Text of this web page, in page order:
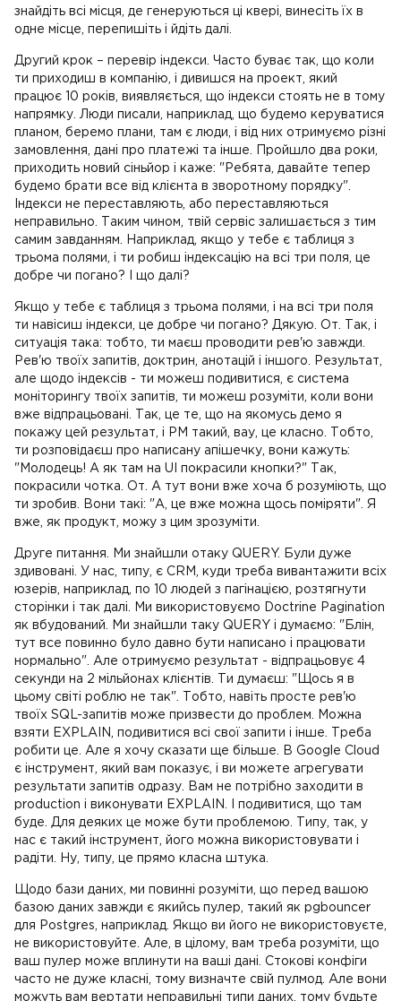
знайдіть всі місця, де генеруються ці квері, винесіть їх в
одне місце, перепишіть і йдіть далі.
Другий крок – перевір індекси. Часто буває так, що коли
ти приходиш в компанію, і дивишся на проект, який
працює 10 років, виявляється, що індекси стоять не в тому
напрямку. Люди писали, наприклад, що будемо керуватися
планом, беремо плани, там є люди, і від них отримуємо різні
замовлення, дані про платежі та інше. Пройшло два роки,
приходить новий сіньйор і каже: "Ребята, давайте тепер
будемо брати все від клієнта в зворотному порядку".
Індекси не переставляють, або переставляються
неправильно. Таким чином, твій сервіс залишається з тим
самим завданням. Наприклад, якщо у тебе є таблиця з
трьома полями, і ти робиш індексацію на всі три поля, це
добре чи погано? І що далі?
Якщо у тебе є таблиця з трьома полями, і на всі три поля
ти навісиш індекси, це добре чи погано? Дякую. От. Так, і
ситуація така: тобто, ти маєш проводити рев'ю завжди.
Рев'ю твоїх запитів, доктрин, анотацій і іншого. Результат,
але щодо індексів - ти можеш подивитися, є система
моніторингу твоїх запитів, ти можеш розуміти, коли вони
вже відпрацьовані. Так, це те, що на якомусь демо я
покажу цей результат, і PM такий, вау, це класно. Тобто,
ти розповідаєш про написану апішечку, вони кажуть:
"Молодець! А як там на UI покрасили кнопки?" Так,
покрасили чотка. От. А тут вони вже хоча б розуміють, що
ти зробив. Вони такі: "А, це вже можна щось поміряти". Я
вже, як продукт, можу з цим зрозуміти.
Друге питання. Ми знайшли отаку QUERY. Були дуже
здивовані. У нас, типу, є CRM, куди треба вивантажити всіх
юзерів, наприклад, по 10 людей з пагінацією, розтягнути
сторінки і так далі. Ми використовуємо Doctrine Pagination
як вбудований. Ми знайшли таку QUERY і думаємо: "Блін,
тут все повинно було давно бути написано і працювати
нормально". Але отримуємо результат - відпрацьовує 4
секунди на 2 мільйонах клієнтів. Ти думаєш: "Щось я в
цьому світі роблю не так". Тобто, навіть просте рев'ю
твоїх SQL-запитів може призвести до проблем. Можна
взяти EXPLAIN, подивитися всі свої запити і інше. Треба
робити це. Але я хочу сказати ще більше. В Google Cloud
є інструмент, який вам показує, і ви можете агрегувати
результати запитів одразу. Вам не потрібно заходити в
production і виконувати EXPLAIN. І подивитися, що там
буде. Для деяких це може бути проблемою. Типу, так, у
нас є такий інструмент, його можна використовувати і
радіти. Ну, типу, це прямо класна штука.
Щодо бази даних, ми повинні розуміти, що перед вашою
базою даних завжди є якийсь пулер, такий як pgbouncer
для Postgres, наприклад. Якщо ви його не використовуєте,
не використовуйте. Але, в цілому, вам треба розуміти, що
ваш пулер може вплинути на ваші дані. Стокові конфіги
часто не дуже класні, тому визначте свій пулмод. Але вони
можуть вам вертати неправильні типи даних, тому будьте